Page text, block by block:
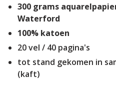
300 grams
Waterford
100% katoen
20 vel / 40 pagina's
tot stand gekomen in
(kaft)